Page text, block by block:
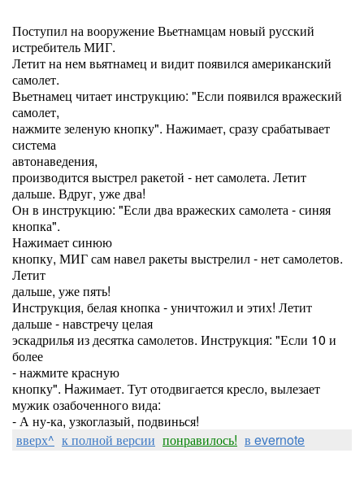
Поступил на вооружение Вьетнамцам новый русский
истребитель МИГ.
Летит на нем вьятнамец и видит появился американский
самолет.
Вьетнамец читает инструкцию: "Если появился вражеский
самолет,
нажмите зеленую кнопку". Нажимает, сразу срабатывает
система
автонаведения,
производится выстрел ракетой - нет самолета. Летит
дальше. Вдруг, уже два!
Он в инструкцию: "Если два вражеских самолета - синяя
кнопка".
Нажимает синюю
кнопку, МИГ сам навел ракеты выстрелил - нет самолетов.
Летит
дальше, уже пять!
Инструкция, белая кнопка - уничтожил и этих! Летит
дальше - навстречу целая
эскадрилья из десятка самолетов. Инструкция: "Если 10 и
более
- нажмите красную
кнопку". Hажимает. Тут отодвигается кресло, вылезает
мужик озабоченного вида:
- А ну-ка, узкоглазый, подвинься!
вверх^ к полной версии понравилось! в evernote